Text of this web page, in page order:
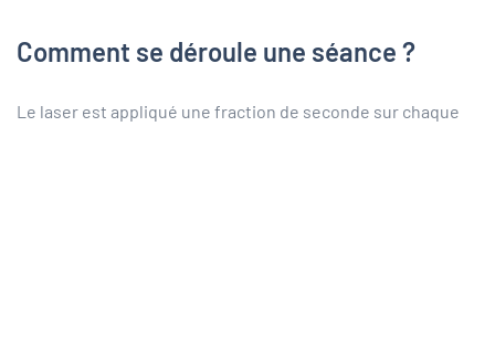
Comment se déroule une séance ?
Le laser est appliqué une fraction de seconde sur chaque